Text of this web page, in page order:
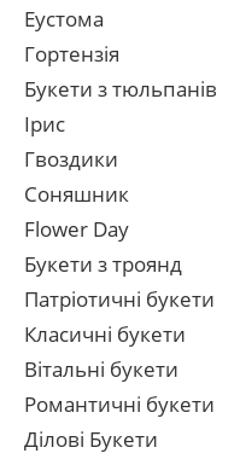
Еустома
Гортензія
Букети з тюльпанів
Ірис
Гвоздики
Соняшник
Flower Day
Букети з троянд
Патріотичні букети
Класичні букети
Вітальні букети
Романтичні букети
Ділові Букети